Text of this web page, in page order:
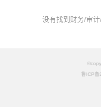
没有找到财务/审
鲁ICP